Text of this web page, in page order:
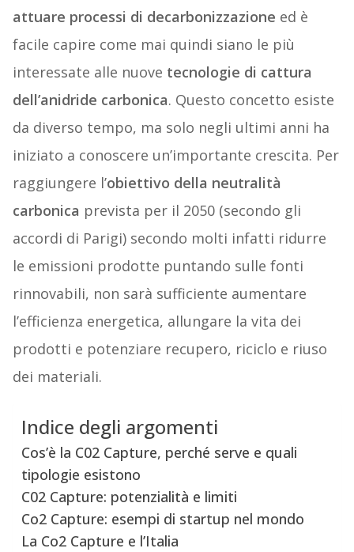
attuare processi di decarbonizzazione ed è
facile capire come mai quindi siano le più
interessate alle nuove tecnologie di cattura
dell’anidride carbonica. Questo concetto esiste
da diverso tempo, ma solo negli ultimi anni ha
iniziato a conoscere un’importante crescita. Per
raggiungere l’obiettivo della neutralità
carbonica prevista per il 2050 (secondo gli
accordi di Parigi) secondo molti infatti ridurre
le emissioni prodotte puntando sulle fonti
rinnovabili, non sarà sufficiente aumentare
l’efficienza energetica, allungare la vita dei
prodotti e potenziare recupero, riciclo e riuso
dei materiali.
Indice degli argomenti
Cos’è la C02 Capture, perché serve e quali
tipologie esistono
C02 Capture: potenzialità e limiti
Co2 Capture: esempi di startup nel mondo
La Co2 Capture e l’Italia